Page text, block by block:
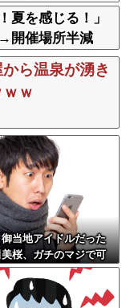
夏を感じる！」
開催場所半減
ら温泉が湧き
ｗ
御当地アイドルだった
桜、ガチのマジで可
らをびびらせまくっ
w w w w w w w w